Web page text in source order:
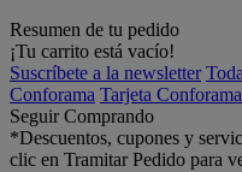
Resumen de tu pedido
¡Tu carrito está vacío!
Suscríbete a la newsletter
Conforama Tarjeta Conforama
Seguir Comprando
*Descuentos, cupones y
clic en Tramitar Pedido para